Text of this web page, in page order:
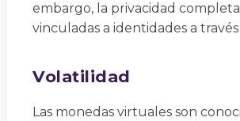
embargo, la privacidad
vinculadas a identidades a
Volatilidad
Las monedas virtuales son